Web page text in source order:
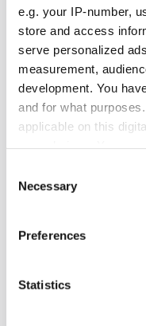
e.g. your IP-number,
store and access
serve personalized
measurement,
development. You
and for what
applicable on this
the Privacy trigger icon.
Find out more about
and set your
We use cookies to
provide social media
Selection
Necessary
Preferences
Statistics
2026-06-01, 13:29
Armand
Den svensk-
Armand Duplantis
att slå ett slag för
Kampanj
2026-05-04, 09:18
UPPDATERAD.